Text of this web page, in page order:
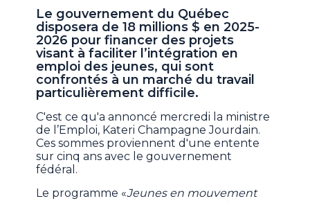
Le gouvernement du Québec
disposera de 18 millions $ en 2025-
2026 pour financer des projets
visant à faciliter l’intégration en
emploi des jeunes, qui sont
confrontés à un marché du travail
particulièrement difficile.
C'est ce qu'a annoncé mercredi la ministre
de l’Emploi, Kateri Champagne Jourdain.
Ces sommes proviennent d'une entente
sur cinq ans avec le gouvernement
fédéral.
Le programme «Jeunes en mouvement